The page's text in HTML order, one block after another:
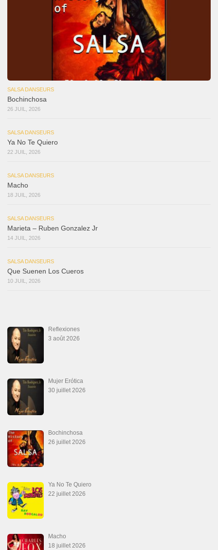
SALSA DANSEURS
Bochinchosa
26 JUIL, 2026
SALSA DANSEURS
Ya No Te Quiero
22 JUIL, 2026
SALSA DANSEURS
Macho
18 JUIL, 2026
SALSA DANSEURS
Marieta – Ruben Gonzalez Jr
14 JUIL, 2026
SALSA DANSEURS
Que Suenen Los Cueros
10 JUIL, 2026
Reflexiones
3 août 2026
Mujer Erótica
30 juillet 2026
Bochinchosa
26 juillet 2026
Ya No Te Quiero
22 juillet 2026
Macho
18 juillet 2026